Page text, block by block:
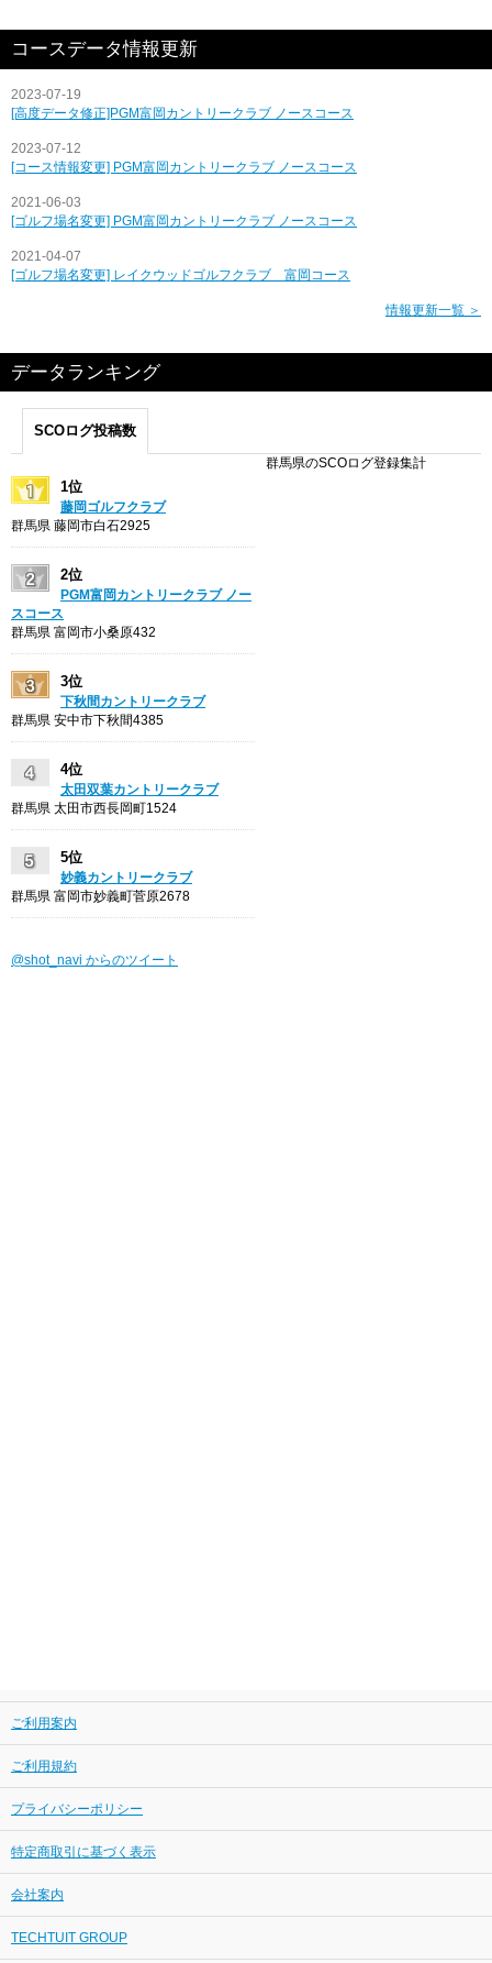
コースデータ情報更新
2023-07-19
[高度データ修正]PGM富岡カントリークラブ ノースコース
2023-07-12
[コース情報変更] PGM富岡カントリークラブ ノースコース
2021-06-03
[ゴルフ場名変更] PGM富岡カントリークラブ ノースコース
2021-04-07
[ゴルフ場名変更] レイクウッドゴルフクラブ 富岡コース
情報更新一覧 ＞
データランキング
SCOログ投稿数
群馬県のSCOログ登録集計
1位
藤岡ゴルフクラブ
群馬県 藤岡市白石2925
2位
PGM富岡カントリークラブ ノー
スコース
群馬県 富岡市小桑原432
3位
下秋間カントリークラブ
群馬県 安中市下秋間4385
4位
太田双葉カントリークラブ
群馬県 太田市西長岡町1524
5位
妙義カントリークラブ
群馬県 富岡市妙義町菅原2678
@shot_navi からのツイート
ご利用案内
ご利用規約
プライバシーポリシー
特定商取引に基づく表示
会社案内
TECHTUIT GROUP